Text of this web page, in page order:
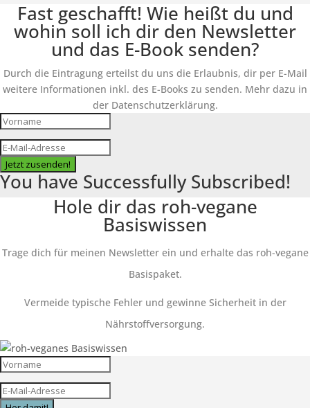
Fast geschafft! Wie heißt du und
wohin soll ich dir den Newsletter
und das E-Book senden?
Durch die Eintragung erteilst du uns die Erlaubnis, dir per E-Mail
weitere Informationen inkl. des E-Books zu senden. Mehr dazu in
der Datenschutzerklärung.
Jetzt zusenden!
You have Successfully Subscribed!
Hole dir das roh-vegane
Basiswissen
Trage dich für meinen Newsletter ein und erhalte das roh-vegane
Basispaket.
Vermeide typische Fehler und gewinne Sicherheit in der
Nährstoffversorgung.